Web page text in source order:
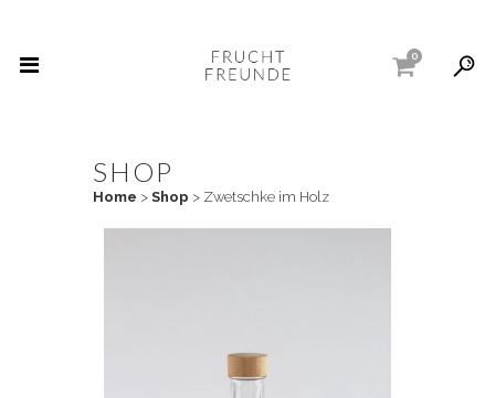
0
SHOP
Home > Shop > Zwetschke im Holz